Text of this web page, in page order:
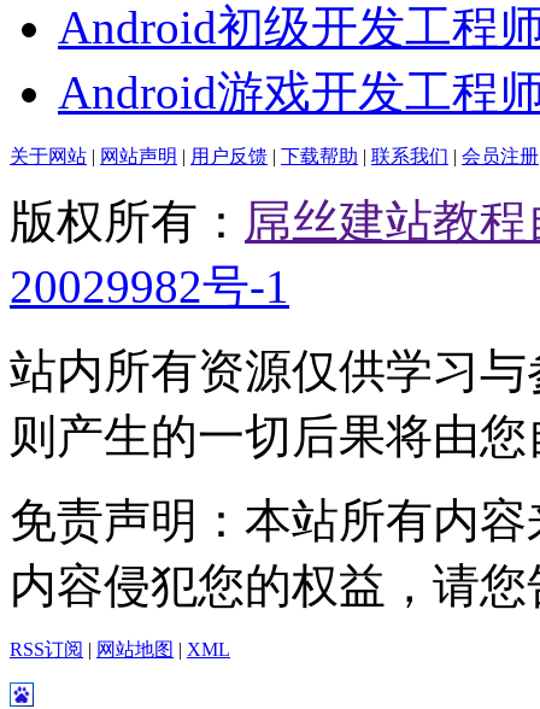
Android初级开发工程
Android游戏开发工程
关于网站 | 网站声明 | 用户反馈 | 下载帮助 | 联系我们 | 会员注册
版权所有： 屌丝建站教
20029982号-1
站内所有资源仅供学习
则产生的一切后果将由
免责声明：本站所有内
内容侵犯您的权益，请
RSS订阅 | 网站地图 | XML